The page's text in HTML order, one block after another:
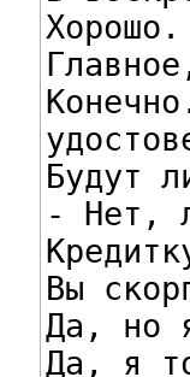
Хорошо.
Будут
- Нет,
Вы
Да, но
Да, я